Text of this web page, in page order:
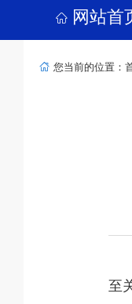
网站首
您当前的位置：
至